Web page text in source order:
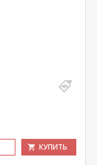
КУПИТЬ